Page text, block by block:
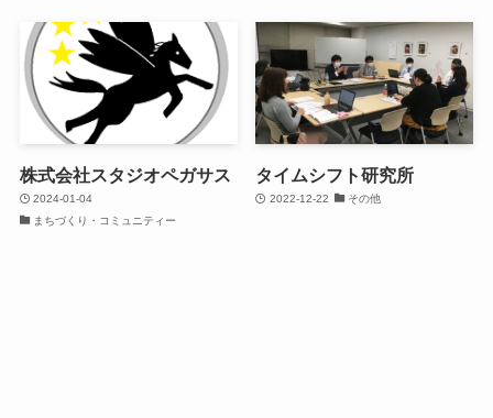
株式会社スタジオペガサス
2024-01-04
まちづくり・コミュニティー
タイムシフト研究所
2022-12-22 その他